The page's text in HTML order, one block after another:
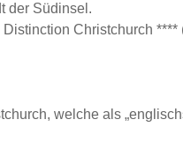
der Südinsel.
Christchurch ****
welche als